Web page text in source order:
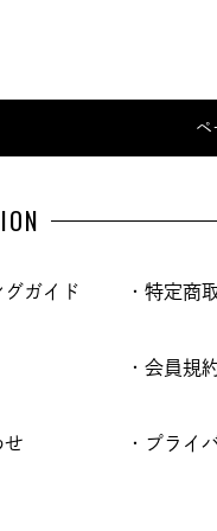
ペ
ガイド
せ
・特定商
・会員規
・プライ